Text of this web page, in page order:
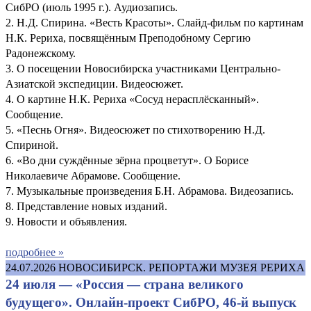
СибРО (июль 1995 г.). Аудиозапись.
2. Н.Д. Спирина. «Весть Красоты». Слайд-фильм по картинам
Н.К. Рериха, посвящённым Преподобному Сергию
Радонежскому.
3. О посещении Новосибирска участниками Центрально-
Азиатской экспедиции. Видеосюжет.
4. О картине Н.К. Рериха «Сосуд нерасплёсканный».
Сообщение.
5. «Песнь Огня». Видеосюжет по стихотворению Н.Д.
Спириной.
6. «Во дни суждённые зёрна процветут». О Борисе
Николаевиче Абрамове. Сообщение.
7. Музыкальные произведения Б.Н. Абрамова. Видеозапись.
8. Представление новых изданий.
9. Новости и объявления.
подробнее »
24.07.2026 НОВОСИБИРСК. РЕПОРТАЖИ МУЗЕЯ РЕРИХА
24 июля — «Россия — страна великого
будущего». Онлайн-проект СибРО, 46-й выпуск